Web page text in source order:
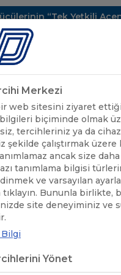
“Tek Yetkili Acentesi”
SEKTÖREL
Merkezi
web sitesini ziyaret
biçiminde olmak
tercihleriniz ya da
şekilde çalıştırmak
ancak size
tanımlama bilgisi
ve varsayılan
tıklayın. Bununla birlikte,
site deneyiminiz ve
Bilgi
Yönet